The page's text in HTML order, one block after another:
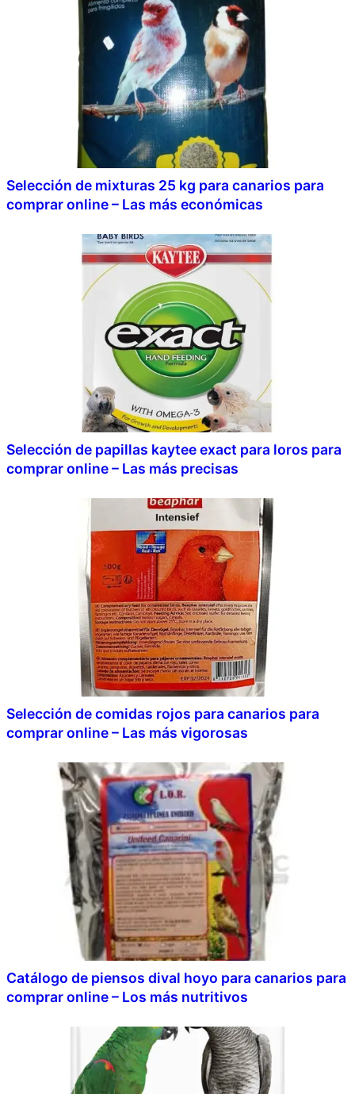
Selección de mixturas 25 kg para canarios para
comprar online – Las más económicas
Selección de papillas kaytee exact para loros para
comprar online – Las más precisas
Selección de comidas rojos para canarios para
comprar online – Las más vigorosas
Catálogo de piensos dival hoyo para canarios para
comprar online – Los más nutritivos